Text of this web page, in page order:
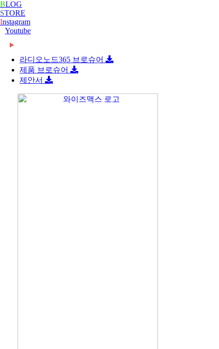
BLOG
STORE
Instagram
Youtube
합…
라디오노드365 브로슈어
제품 브로슈어
제안서